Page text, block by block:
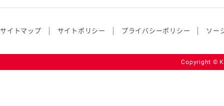
サイトマップ サイトポリシー プライバシーポリシー ソー
Copyright ©